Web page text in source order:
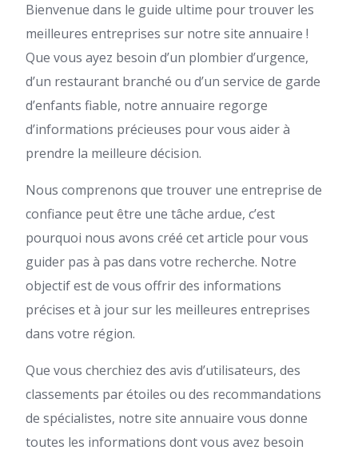
Bienvenue dans le guide ultime pour trouver les
meilleures entreprises sur notre site annuaire !
Que vous ayez besoin d’un plombier d’urgence,
d’un restaurant branché ou d’un service de garde
d’enfants fiable, notre annuaire regorge
d’informations précieuses pour vous aider à
prendre la meilleure décision.
Nous comprenons que trouver une entreprise de
confiance peut être une tâche ardue, c’est
pourquoi nous avons créé cet article pour vous
guider pas à pas dans votre recherche. Notre
objectif est de vous offrir des informations
précises et à jour sur les meilleures entreprises
dans votre région.
Que vous cherchiez des avis d’utilisateurs, des
classements par étoiles ou des recommandations
de spécialistes, notre site annuaire vous donne
toutes les informations dont vous avez besoin